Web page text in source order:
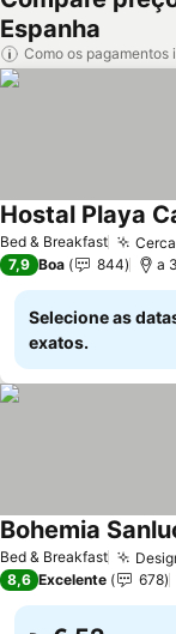
Espanha
Como os pagamentos
Bed & Breakfast
Hostal Playa
7,9 Boa 844 a
Selecione as
exatos.
Bed & Breakfast
Bohemia
8,6 Excelente 678